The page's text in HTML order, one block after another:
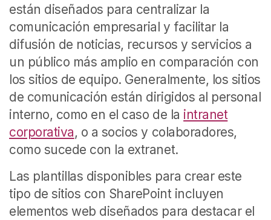
están diseñados para centralizar la
comunicación empresarial y facilitar la
difusión de noticias, recursos y servicios a
un público más amplio en comparación con
los sitios de equipo. Generalmente, los sitios
de comunicación están dirigidos al personal
interno, como en el caso de la intranet
corporativa, o a socios y colaboradores,
como sucede con la extranet.
Las plantillas disponibles para crear este
tipo de sitios con SharePoint incluyen
elementos ​web diseñados para destacar el